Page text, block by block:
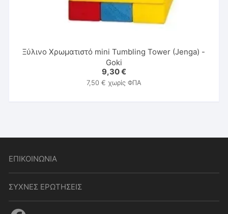
Ξύλινο Χρωματιστό mini Tumbling Tower (Jenga) -
Goki
9,30€
7,50 € χωρίς ΦΠΑ
ΕΠΙΚΟΙΝΩΝΙΑ
ΣΥΧΝΕΣ ΕΡΩΤΗΣΕΙΣ